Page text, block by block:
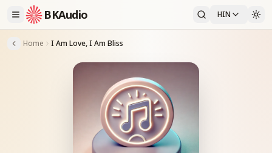
BKAudio HIN
Home I Am Love, I Am Bliss